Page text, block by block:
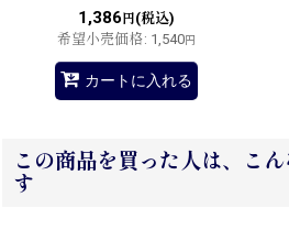
1,386 円(税込)
希望小売価格: 1,540円
カートに入れる
この商品を買った人は、こ
す